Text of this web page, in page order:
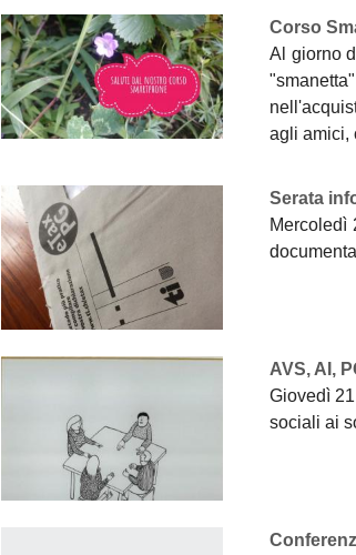
Corso
Al giorno
agli amici,
Serata
Mercoledì
AVS, AI,
Giovedì
sociali ai